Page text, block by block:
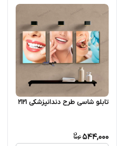
تابلو شاسی طرح دندانپزشکی 2121
544,000